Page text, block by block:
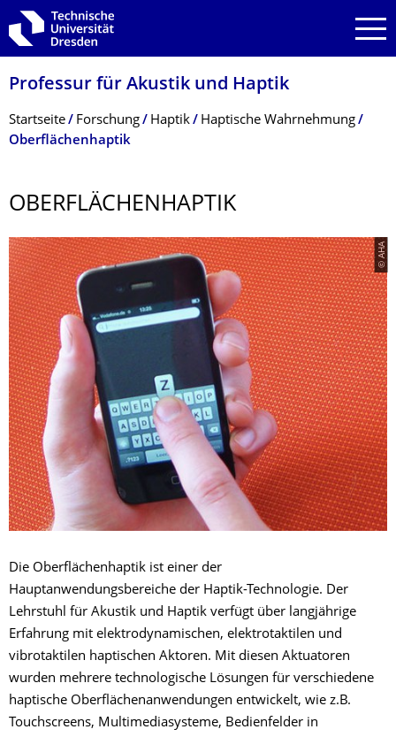
Zur Hauptnavigation springen
Zur Suche springen
Zum Inhalt springen
Professur für Akustik und Haptik
Breadcrumb-Menü
Startseite Forschung Haptik
Haptische Wahrnehmung
Oberflächenhaptik
OBERFLÄCHENHAP­TIK
© AHA
Die Oberflächenhaptik ist einer der
Hauptanwendungsbereiche der Haptik-Technologie. Der
Lehrstuhl für Akustik und Haptik verfügt über langjährige
Erfahrung mit elektrodynamischen, elektrotaktilen und
vibrotaktilen haptischen Aktoren. Mit diesen Aktuatoren
wurden mehrere technologische Lösungen für verschiedene
haptische Oberflächenanwendungen entwickelt, wie z.B.
Touchscreens, Multimediasysteme, Bedienfelder in